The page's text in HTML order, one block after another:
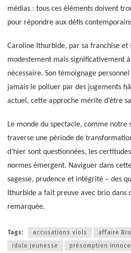
médias : tous ces éléments doivent
pour répondre aux défis
Caroline Ithurbide, par sa franchise et
modestement mais significativement
nécessaire. Son témoignage
jamais le polluer par des jugements
actuel, cette approche mérite d’être
Le monde du spectacle, comme notre
traverse une période de
d’hier sont questionnées, les
normes émergent. Naviguer dans
sagesse, prudence et intégrité – des
Ithurbide a fait preuve avec brio dans
remarquée.
Tags: accusations viols affaire
idole jeunesse
présomption